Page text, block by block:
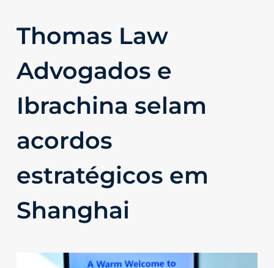
Thomas Law
Advogados e
Ibrachina selam
acordos
estratégicos em
Shanghai